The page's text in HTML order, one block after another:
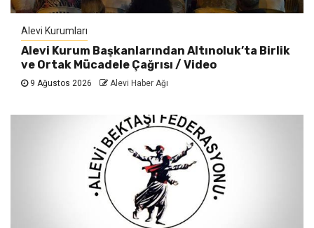
Alevi Kurumları
Alevi Kurum Başkanlarından Altınoluk’ta Birlik
ve Ortak Mücadele Çağrısı / Video
9 Ağustos 2026 Alevi Haber Ağı